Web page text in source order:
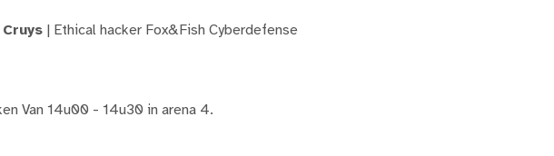
| Ethical hacker Fox&Fish Cyberdefense
Van 14u00 - 14u30 in arena 4.